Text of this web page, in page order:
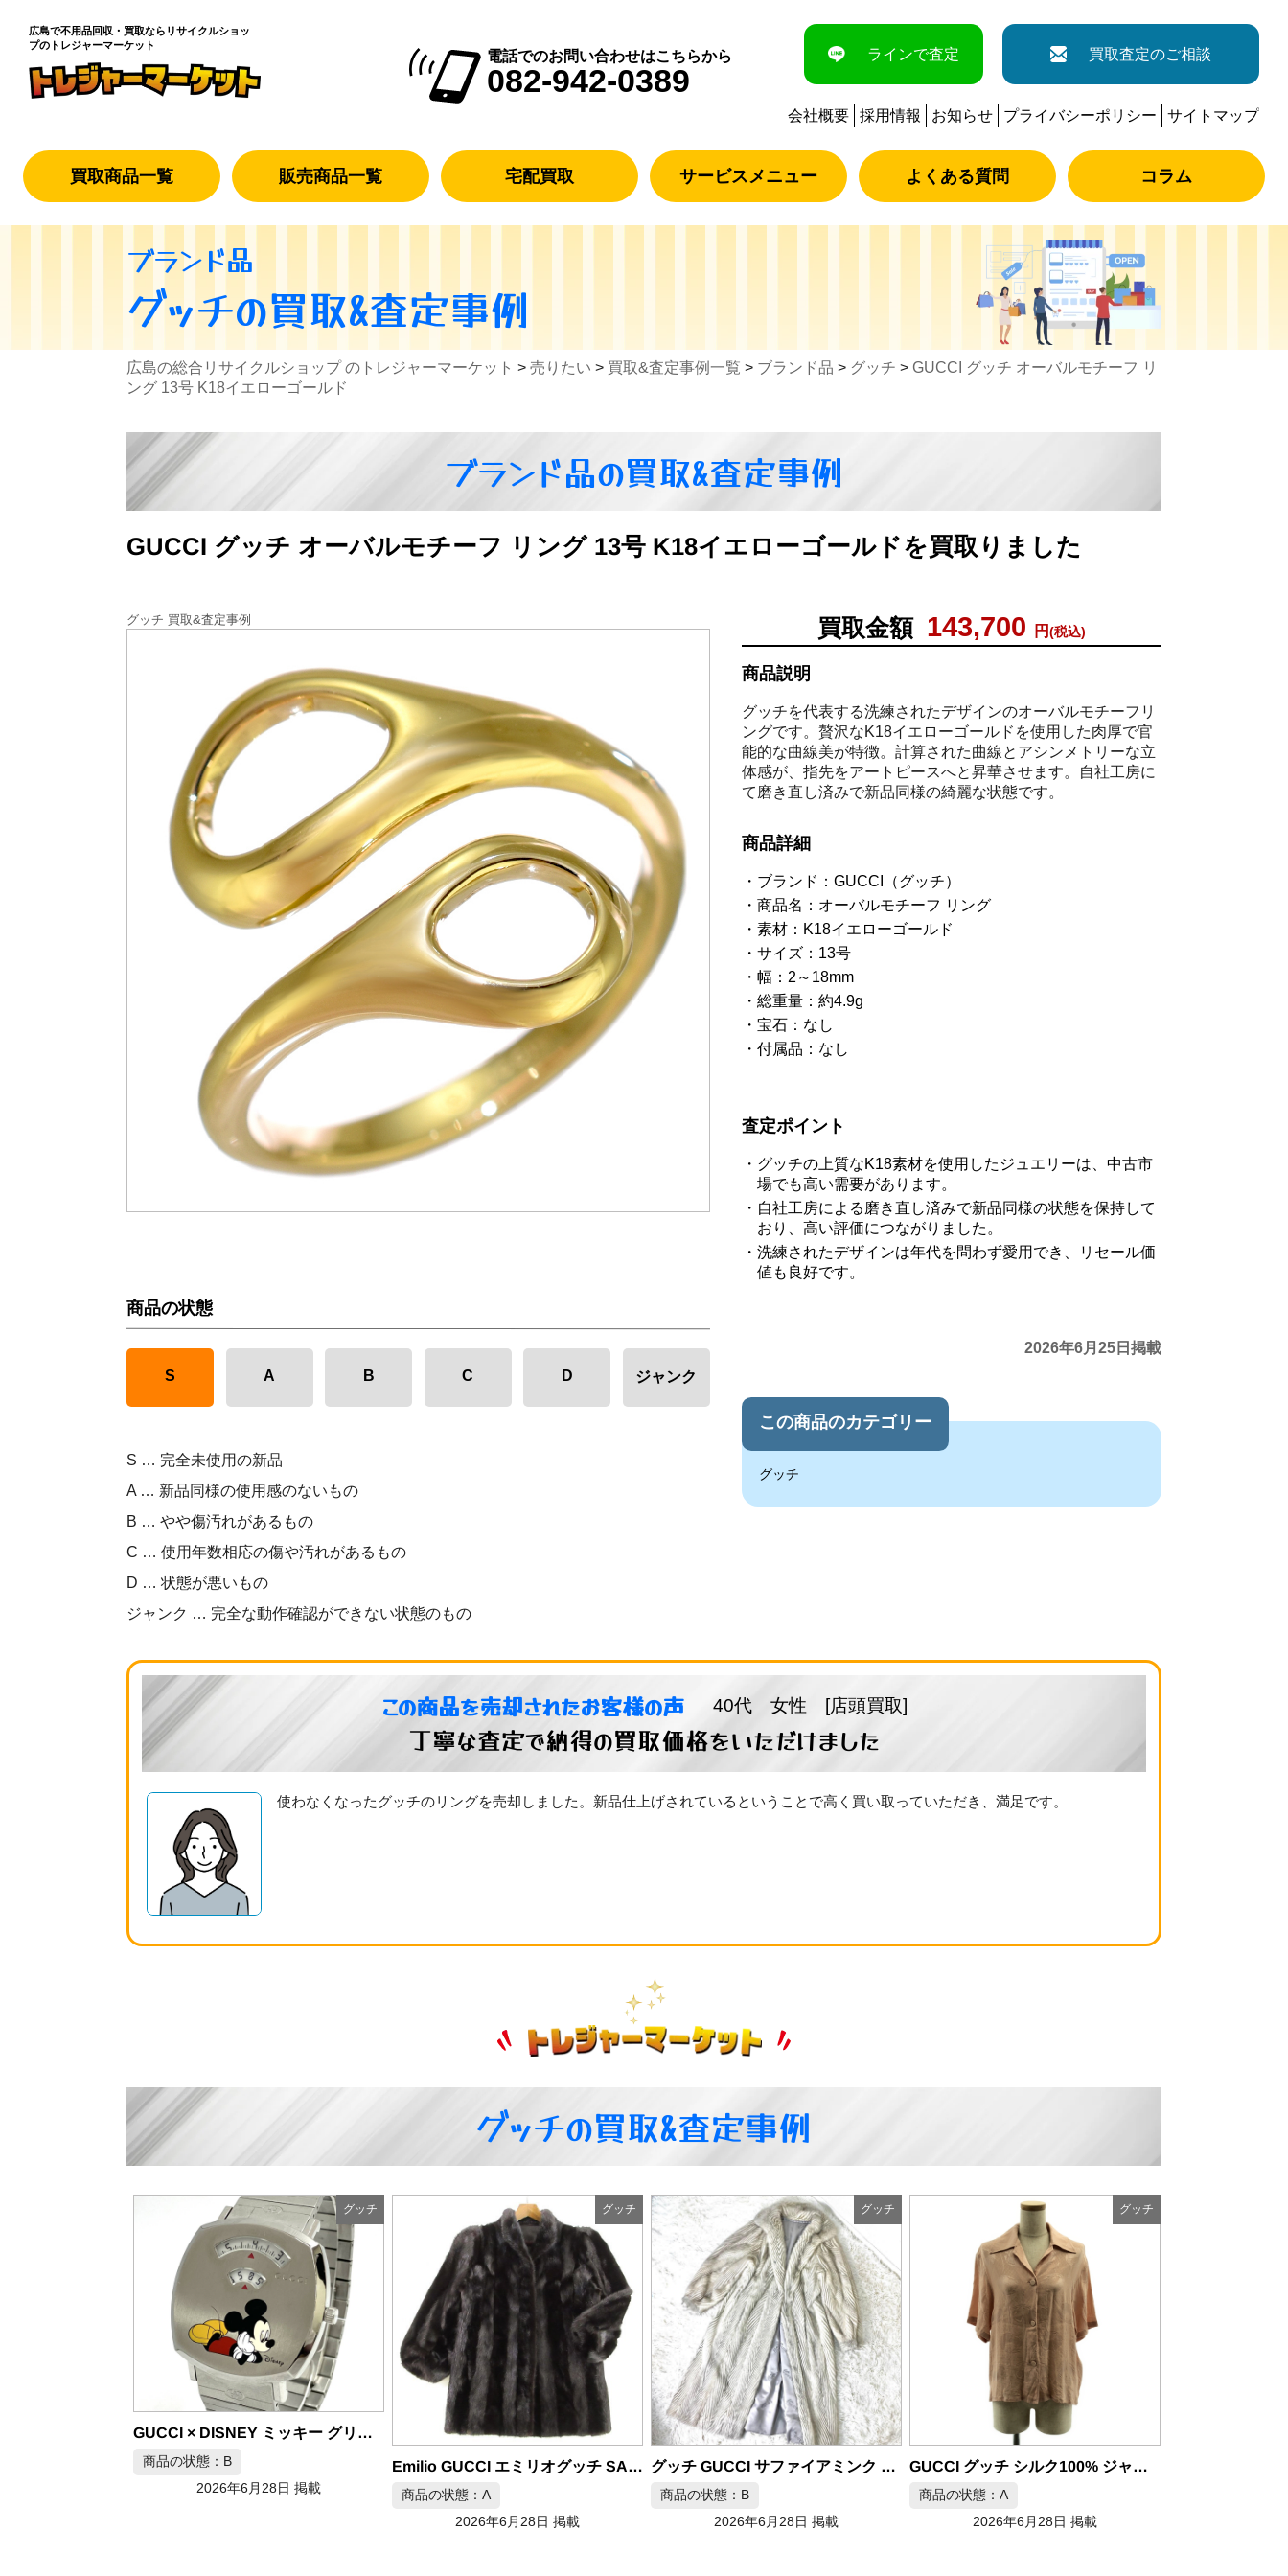
広島で不用品回収・買取なら リサイクルショッ
プのトレジャーマーケット
電話でのお問い合わせはこちらから
082-942-0389
ラインで査定 買取査定のご相談
会社概要 採用情報 お知らせ プライバシーポリシー サイトマップ
買取商品一覧 販売商品一覧 宅配買取 サービスメニュー よくある質問 コラム
ブランド品
グッチの買取&査定事例
広島の総合リサイクルショップ のトレジャーマーケット > 売りたい > 買取&査定事例一覧 > ブランド品 > グッチ > GUCCI グッチ オーバルモチーフ リ
ング 13号 K18イエローゴールド
ブランド品の買取&査定事例
GUCCI グッチ オーバルモチーフ リング 13号 K18イエローゴールドを買取りました
買取金額 143,700 円(税込)
商品説明
グッチを代表する洗練されたデザインのオーバルモチーフリ
ングです。贅沢なK18イエローゴールドを使用した肉厚で官
能的な曲線美が特徴。計算された曲線とアシンメトリーな立
体感が、指先をアートピースへと昇華させます。自社工房に
て磨き直し済みで新品同様の綺麗な状態です。
商品詳細
ブランド：GUCCI（グッチ）
商品名：オーバルモチーフ リング
素材：K18イエローゴールド
サイズ：13号
幅：2～18mm
総重量：約4.9g
宝石：なし
付属品：なし
査定ポイント
グッチの上質なK18素材を使用したジュエリーは、中古市
場でも高い需要があります。
自社工房による磨き直し済みで新品同様の状態を保持して
おり、高い評価につながりました。
洗練されたデザインは年代を問わず愛用でき、リセール価
値も良好です。
2026年6月25日掲載
この商品のカテゴリー
グッチ
グッチ 買取&査定事例
商品の状態
S A B C D ジャンク
S … 完全未使用の新品
A … 新品同様の使用感のないもの
B … やや傷汚れがあるもの
C … 使用年数相応の傷や汚れがあるもの
D … 状態が悪いもの
ジャンク … 完全な動作確認ができない状態のもの
この商品を売却されたお客様の声 40代 女性 [店頭買取]
丁寧な査定で納得の買取価格をいただけました
使わなくなったグッチのリングを売却しました。新品仕上げされているということで高く買い取っていただき、満足です。
グッチの買取&査定事例
グッチ
商品の状態：A
グッチ
グッチ GUCCI サファイアミンク ファー コート ロング丈
商品の状態：B
2026年6月28日 掲載
グッチ
GUCCI グッチ シルク100% ジャガード オープンカラーシャツ
商品の状態：A
2026年6月28日 掲載
グッチ